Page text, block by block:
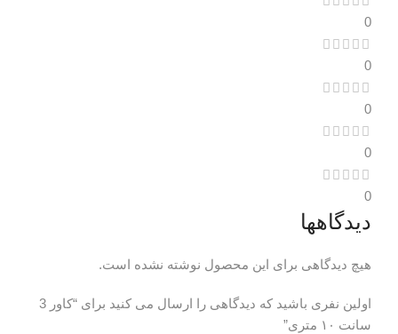
0
0
0
0
0
دیدگاهها
هیچ دیدگاهی برای این محصول نوشته نشده است.
اولین نفری باشید که دیدگاهی را ارسال می کنید برای “کاور 3
سانت ۱۰ متری”